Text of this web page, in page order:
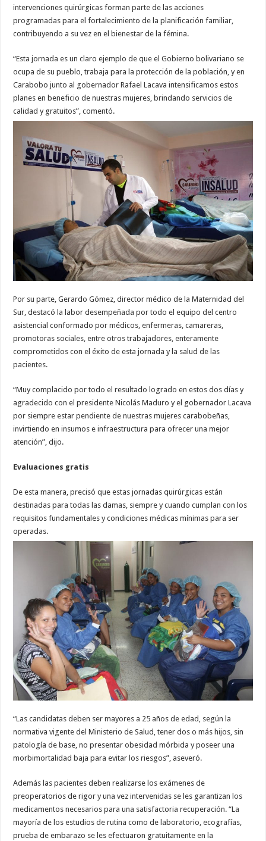
intervenciones quirúrgicas forman parte de las acciones
programadas para el fortalecimiento de la planificación familiar,
contribuyendo a su vez en el bienestar de la fémina.
“Esta jornada es un claro ejemplo de que el Gobierno bolivariano se
ocupa de su pueblo, trabaja para la protección de la población, y en
Carabobo junto al gobernador Rafael Lacava intensificamos estos
planes en beneficio de nuestras mujeres, brindando servicios de
calidad y gratuitos”, comentó.
Por su parte, Gerardo Gómez, director médico de la Maternidad del
Sur, destacó la labor desempeñada por todo el equipo del centro
asistencial conformado por médicos, enfermeras, camareras,
promotoras sociales, entre otros trabajadores, enteramente
comprometidos con el éxito de esta jornada y la salud de las
pacientes.
“Muy complacido por todo el resultado logrado en estos dos días y
agradecido con el presidente Nicolás Maduro y el gobernador Lacava
por siempre estar pendiente de nuestras mujeres carabobeñas,
invirtiendo en insumos e infraestructura para ofrecer una mejor
atención”, dijo.
Evaluaciones gratis
De esta manera, precisó que estas jornadas quirúrgicas están
destinadas para todas las damas, siempre y cuando cumplan con los
requisitos fundamentales y condiciones médicas mínimas para ser
operadas.
“Las candidatas deben ser mayores a 25 años de edad, según la
normativa vigente del Ministerio de Salud, tener dos o más hijos, sin
patología de base, no presentar obesidad mórbida y poseer una
morbimortalidad baja para evitar los riesgos”, aseveró.
Además las pacientes deben realizarse los exámenes de
preoperatorios de rigor y una vez intervenidas se les garantizan los
medicamentos necesarios para una satisfactoria recuperación. “La
mayoría de los estudios de rutina como de laboratorio, ecografías,
prueba de embarazo se les efectuaron gratuitamente en la